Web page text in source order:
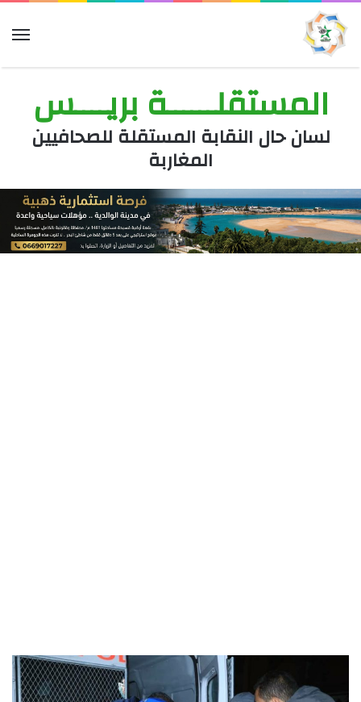
المستقلــــــة بريــــس
لسان حال النقابة المستقلة للصحافيين
المغاربة